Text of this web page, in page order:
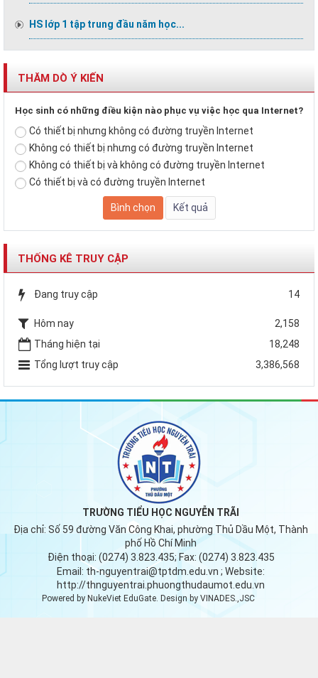
HS lớp 1 tập trung đầu năm học...
THĂM DÒ Ý KIẾN
Học sinh có những điều kiện nào phục vụ việc học qua Internet?
Có thiết bị nhưng không có đường truyền Internet
Không có thiết bị nhưng có đường truyền Internet
Không có thiết bị và không có đường truyền Internet
Có thiết bị và có đường truyền Internet
THỐNG KÊ TRUY CẬP
Đang truy cập 14
Hôm nay
2,158
Tháng hiện tại
18,248
Tổng lượt truy cập
3,386,568
TRƯỜNG TIỂU HỌC NGUYỄN TRÃI
Địa chỉ: Số 59 đường Văn Công Khai, phường Thủ Dầu Một, Thành
phố Hồ Chí Minh
Điện thoại: (0274) 3.823.435; Fax: (0274) 3.823.435
Email: th-nguyentrai@tptdm.edu.vn ; Website:
http://thnguyentrai.phuongthudaumot.edu.vn
Powered by NukeViet EduGate. Design by VINADES.,JSC